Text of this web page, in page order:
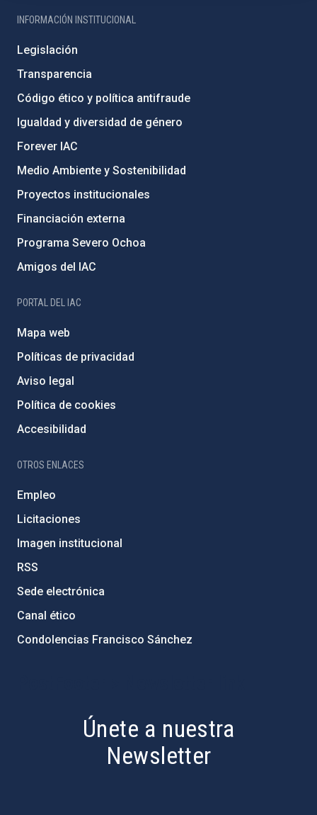
INFORMACIÓN INSTITUCIONAL
Legislación
Transparencia
Código ético y política antifraude
Igualdad y diversidad de género
Forever IAC
Medio Ambiente y Sostenibilidad
Proyectos institucionales
Financiación externa
Programa Severo Ochoa
Amigos del IAC
PORTAL DEL IAC
Mapa web
Políticas de privacidad
Aviso legal
Política de cookies
Accesibilidad
OTROS ENLACES
Empleo
Licitaciones
Imagen institucional
RSS
Sede electrónica
Canal ético
Condolencias Francisco Sánchez
Únete a nuestra
Newsletter